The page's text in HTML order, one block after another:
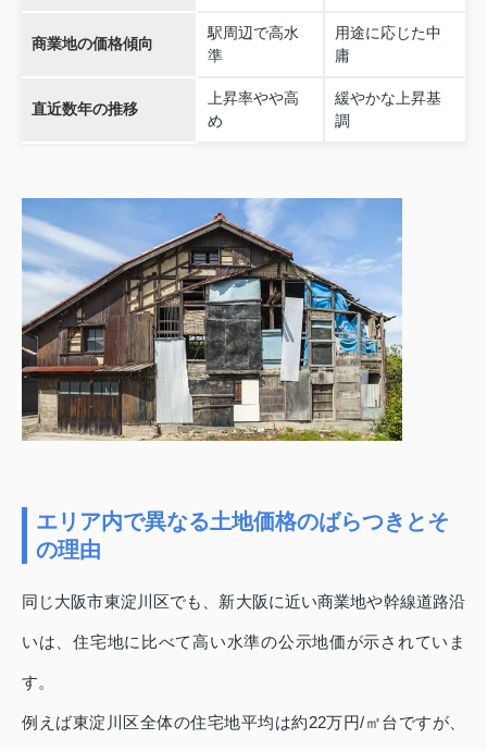
商業地の価格傾向
駅周辺で高水
準
用途に応じた中
庸
直近数年の推移
上昇率やや高
め
緩やかな上昇基
調
エリア内で異なる土地価格のばらつきとそ
の理由
同じ大阪市東淀川区でも、新大阪に近い商業地や幹線道路沿
いは、住宅地に比べて高い水準の公示地価が示されていま
す。
例えば東淀川区全体の住宅地平均は約22万円/㎡台ですが、